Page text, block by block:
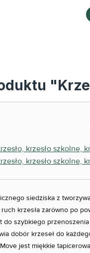
siedziska z
krzesła zarówno po
do szybkiego
dobór krzeseł do
jest miękkie